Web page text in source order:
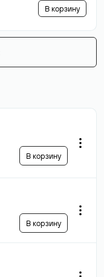
В корзину
В корзину
В корзину